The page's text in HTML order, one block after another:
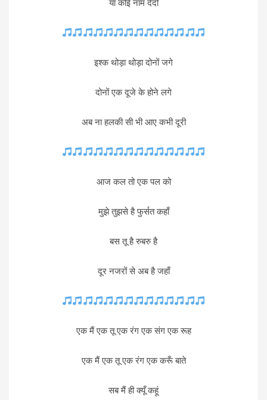
या कोई नाम देदो
इश्क थोड़ा थोड़ा दोनों जगे
दोनों एक दूजे के होने लगे
अब ना हलकी सी भी आए कभी दूरी
आज कल तो एक पल को
मुझे तुझसे है फुर्सत कहाँ
बस तू है रुबरु है
दूर नजरों से अब है जहाँ
एक मैं एक तू एक रंग एक संग एक रूह
एक मैं एक तू एक रंग एक करूँ बाते
सब मैं ही क्यूँ कहूं